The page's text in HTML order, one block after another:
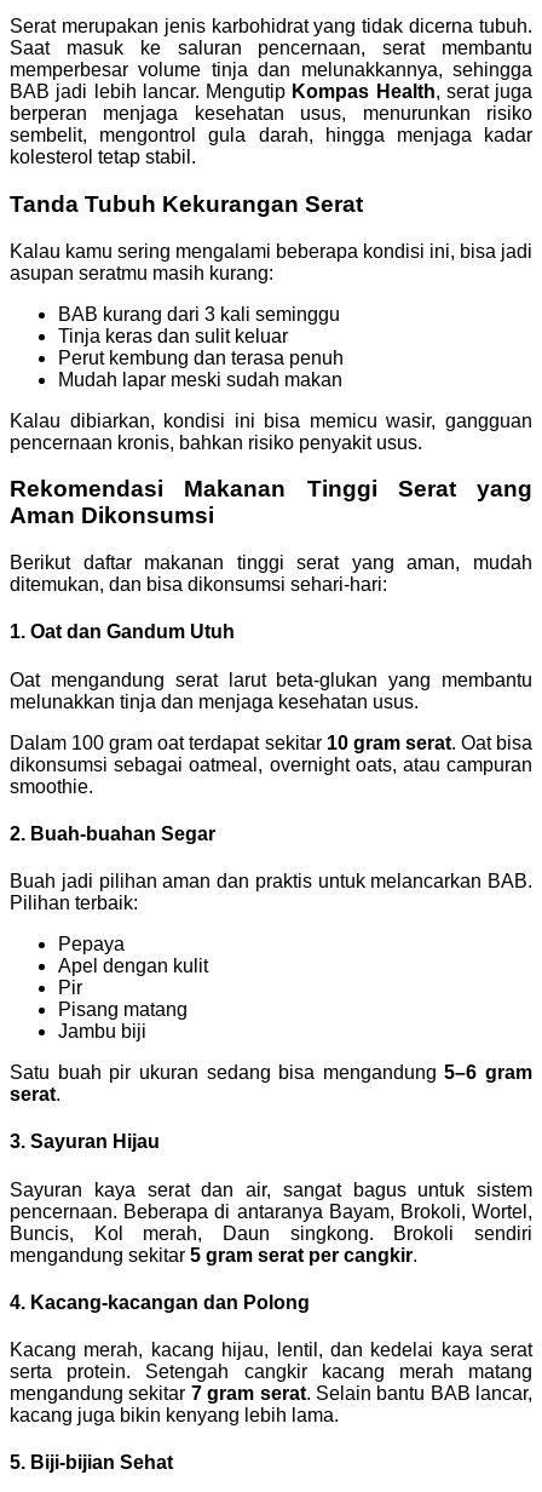
Serat merupakan jenis karbohidrat yang tidak dicerna tubuh.
Saat masuk ke saluran pencernaan, serat membantu
memperbesar volume tinja dan melunakkannya, sehingga
BAB jadi lebih lancar. Mengutip Kompas Health, serat juga
berperan menjaga kesehatan usus, menurunkan risiko
sembelit, mengontrol gula darah, hingga menjaga kadar
kolesterol tetap stabil.
Tanda Tubuh Kekurangan Serat
Kalau kamu sering mengalami beberapa kondisi ini, bisa jadi
asupan seratmu masih kurang:
BAB kurang dari 3 kali seminggu
Tinja keras dan sulit keluar
Perut kembung dan terasa penuh
Mudah lapar meski sudah makan
Kalau dibiarkan, kondisi ini bisa memicu wasir, gangguan
pencernaan kronis, bahkan risiko penyakit usus.
Rekomendasi Makanan Tinggi Serat yang
Aman Dikonsumsi
Berikut daftar makanan tinggi serat yang aman, mudah
ditemukan, dan bisa dikonsumsi sehari-hari:
1. Oat dan Gandum Utuh
Oat mengandung serat larut beta-glukan yang membantu
melunakkan tinja dan menjaga kesehatan usus.
Dalam 100 gram oat terdapat sekitar 10 gram serat. Oat bisa
dikonsumsi sebagai oatmeal, overnight oats, atau campuran
smoothie.
2. Buah-buahan Segar
Buah jadi pilihan aman dan praktis untuk melancarkan BAB.
Pilihan terbaik:
Pepaya
Apel dengan kulit
Pir
Pisang matang
Jambu biji
Satu buah pir ukuran sedang bisa mengandung5–6 gram
serat.
3. Sayuran Hijau
Sayuran kaya serat dan air, sangat bagus untuk sistem
pencernaan. Beberapa di antaranya Bayam, Brokoli, Wortel,
Buncis, Kol merah, Daun singkong. Brokoli sendiri
mengandung sekitar 5 gram serat per cangkir.
4. Kacang-kacangan dan Polong
Kacang merah, kacang hijau, lentil, dan kedelai kaya serat
serta protein. Setengah cangkir kacang merah matang
mengandung sekitar 7 gram serat. Selain bantu BAB lancar,
kacang juga bikin kenyang lebih lama.
5. Biji-bijian Sehat